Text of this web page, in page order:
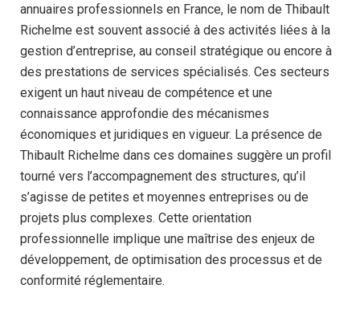
annuaires professionnels en France, le nom de Thibault
Richelme est souvent associé à des activités liées à la
gestion d’entreprise, au conseil stratégique ou encore à
des prestations de services spécialisés. Ces secteurs
exigent un haut niveau de compétence et une
connaissance approfondie des mécanismes
économiques et juridiques en vigueur. La présence de
Thibault Richelme dans ces domaines suggère un profil
tourné vers l’accompagnement des structures, qu’il
s’agisse de petites et moyennes entreprises ou de
projets plus complexes. Cette orientation
professionnelle implique une maîtrise des enjeux de
développement, de optimisation des processus et de
conformité réglementaire.